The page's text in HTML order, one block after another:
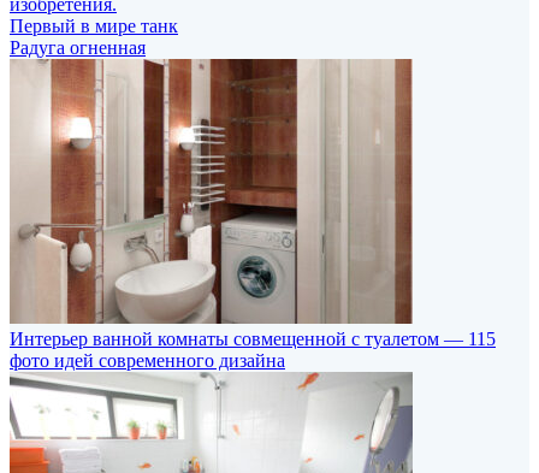
Первый в мире танк
Радуга огненная
Интерьер ванной комнаты совмещенной с туалетом — 115
фото идей современного дизайна